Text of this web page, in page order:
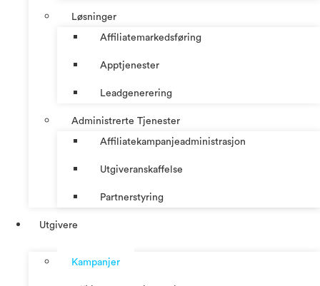
Løsninger
Affiliatemarkedsføring
Apptjenester
Leadgenerering
Administrerte Tjenester
Affiliatekampanjeadministrasjon
Utgiveranskaffelse
Partnerstyring
Utgivere
Kampanjer